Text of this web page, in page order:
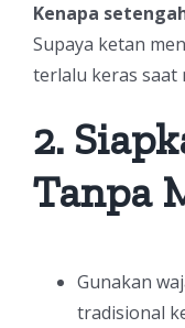
Kenapa
Supaya ketan
terlalu keras saat
2.
Tanpa
Gunakan
tradisional